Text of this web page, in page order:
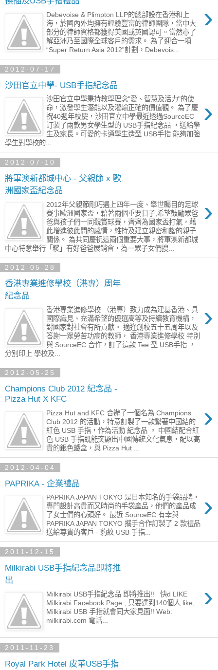
›
Debevoise & Plimpton LLP的總部設在香港和上
海，於國內外均擁有經驗豐富的律師團隊，當中大
部分的律師資格都獲得美國或英國認可。當然亦了
解亞洲乃至國際全球客戶的需求。 為了迎合一項
“Super Return Asia 2012”計劃，Debevois...
2012-07-17
沙田官立中學- USB手指紀念品
›
沙田官立中學秉持教學理念"愛、智慧及活力"的使
命，激發學生潛能以及灌輸正確的價值觀。 為了慶
祝40週年校慶，沙田官立中學最近透過SourceEC
訂製了兩款男女學生型的 USB手指紀念品 ，送給學
生及家長。可愛的卡通學生造型 USB手指 能夠加強
學生對學校的...
2012-07-10
將軍澳新都城中心 - 父親節 x 歐
洲國家盃紀念品
›
2012年父親節剛巧遇上四年一度、舉世矚目的足球
賽事歐洲國家盃，藉著兩個重要日子,希望鼓勵眾爸
爸與孩子們一同觀賞球賽，齊齊為國家盃打氣，藉
此增進彼此間的感情，維持及建立親密和諧的親子
關係。 為共同慶祝這兩個重要大事，將軍澳新都城
中心特意舉行「糭」有好爸爸展銷會，為一眾子女們搜...
2012-05-28
香港專業進修學校（港專）周年
紀念品
›
香港專業進修學校 （港專）致力成為建基香港、具
國際識見、充滿希望的優選高等及持續教育機構，
對國家對社會有所貢獻。 適逢創校五十五周年以及
答謝一眾勞苦功高的教師， 香港專業進修學校 特別
與 SourceEC 合作，訂了這款 Tee 型 USB手指 ，
分別印上 學校及...
2012-05-25
Champions Club 2012 紀念品 -
Pizza Hut X KFC
›
Pizza Hut and KFC 合辦了一個名為 Champions
Club 2012 的活動，特意訂製了一款繫著中國結的
紅色 USB 手指，作為活動 紀念品 。 中國結配合紅
色 USB 手指既能突顯出中國傳統文化氣息，配以高
貴的銀色鐵盒，與 Pizza Hut ...
2012-04-04
PAPRIKA - 企業禮品
›
PAPRIKA JAPAN TOKYO 是日本知名的手袋品牌，
專門設計高貴而又時尚的手袋產品，他們的產品成
了女士們的心頭好。 最近 SourceEC 有幸與
PAPRIKA JAPAN TOKYO 攜手合作訂製了 2 款禮品
送給尊貴的客戶 - 豹紋 USB 手指...
2011-12-15
Milkirabi USB手指紀念品即將推
出
›
Milkirabi USB手指紀念品 即將推出!! 快d LIKE
Milkirabi Facebook Page , 只要達到140個人 like,
Milkirabi USB 手指就會同大家見面!! Web:
milkirabi.com 電話...
2011-11-23
Royal Park Hotel 皮革USB手指